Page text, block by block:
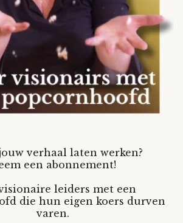
verhaal laten werken?
een abonnement!
leiders met een
die hun eigen koers durven
varen.